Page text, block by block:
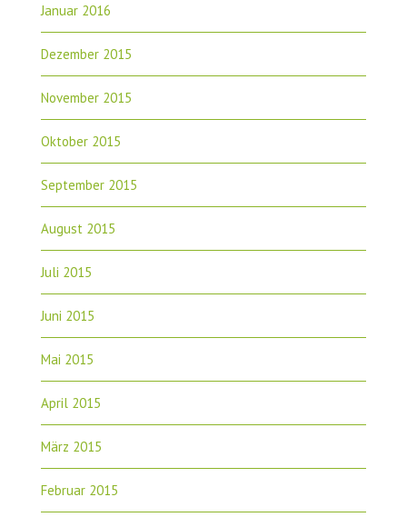
Januar 2016
Dezember 2015
November 2015
Oktober 2015
September 2015
August 2015
Juli 2015
Juni 2015
Mai 2015
April 2015
März 2015
Februar 2015